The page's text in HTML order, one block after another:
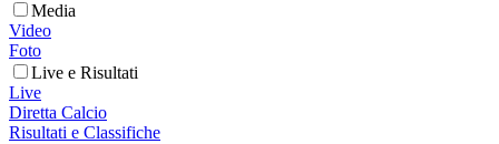
Media
Video
Foto
Live e Risultati
Live
Diretta Calcio
Risultati e Classifiche